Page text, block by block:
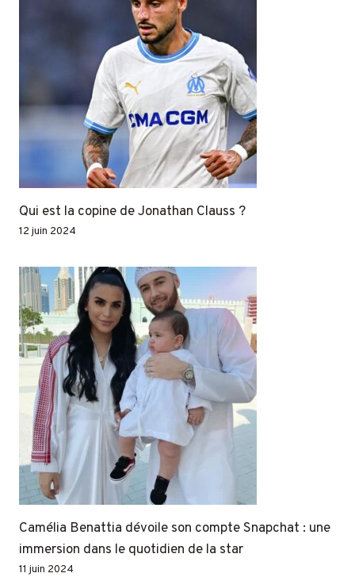
Qui est la copine de Jonathan Clauss ?
12 juin 2024
Camélia Benattia dévoile son compte Snapchat : une
immersion dans le quotidien de la star
11 juin 2024